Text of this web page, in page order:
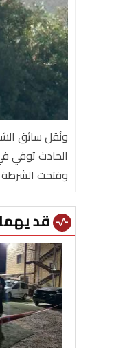
ونُقل سائق
الحادث توفي
وفتحت الشرطة
vital_signs قد